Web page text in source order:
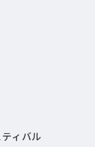
ィバル